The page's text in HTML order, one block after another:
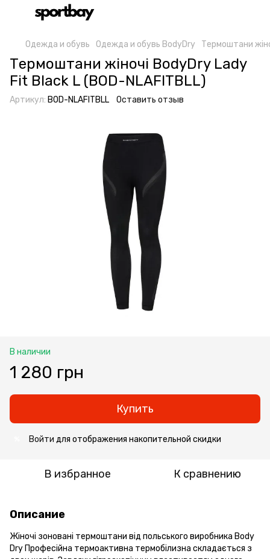
Одежда и обувь Одежда и обувь BodyDry Термоштани
Термоштани жіночі BodyDry Lady
Fit Black L (BOD-NLAFITBLL)
Артикул: BOD-NLAFITBLL Оставить отзыв
В наличии
1 280 грн
Купить
Войти для отображения накопительной скидки
В избранное К сравнению
Описание
Жіночі зоновані термоштани від польського виробника Body
Dry Професійна термоактивна термобілизна складається з